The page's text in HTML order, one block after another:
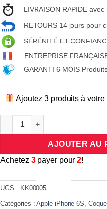
LIVRAISON RAPIDE avec
RETOURS 14 jours pour
SÉRÉNITÉ ET
ENTREPRISE
GARANTI 6 MOIS
Ajoutez 3 produits à votre
quantité de Coque protection
AJOUTER AU
Achetez3 payer pour2!
UGS : KK00005
Catégories :Apple iPhone 6S ,